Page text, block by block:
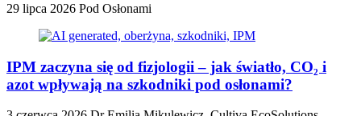
29 lipca 2026 Pod Osłonami
IPM zaczyna się od fizjologii – jak światło, CO₂ i
azot wpływają na szkodniki pod osłonami?